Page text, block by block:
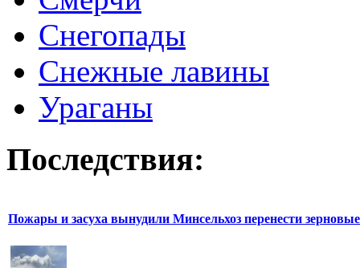
Снегопады
Снежные лавины
Ураганы
Последствия:
Пожары и засуха вынудили Минсельхоз перенести зерновые